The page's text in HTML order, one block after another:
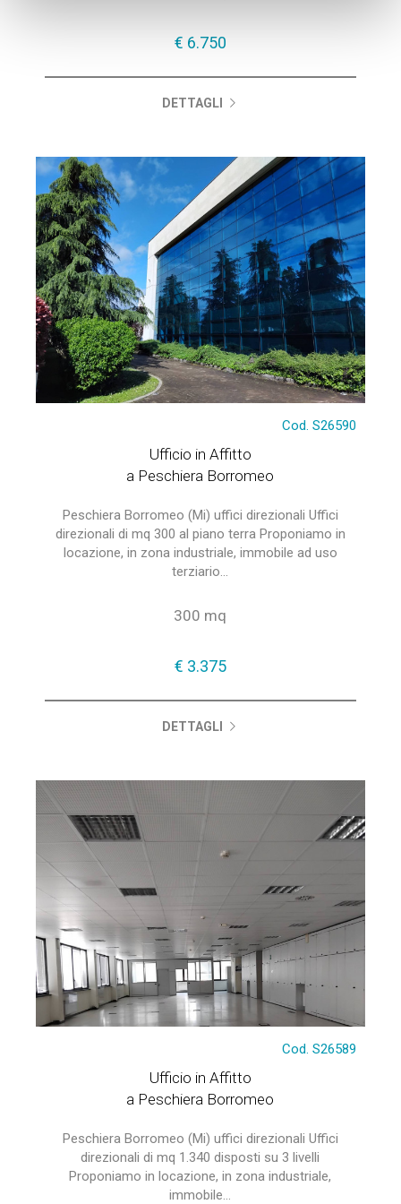
€ 6.750
DETTAGLI
Cod. S26590
Ufficio in Affitto
a Peschiera Borromeo
Peschiera Borromeo (Mi) uffici direzionali Uffici
direzionali di mq 300 al piano terra Proponiamo in
locazione, in zona industriale, immobile ad uso
terziario...
300 mq
€ 3.375
DETTAGLI
Cod. S26589
Ufficio in Affitto
a Peschiera Borromeo
Peschiera Borromeo (Mi) uffici direzionali Uffici
direzionali di mq 1.340 disposti su 3 livelli
Proponiamo in locazione, in zona industriale,
immobile...